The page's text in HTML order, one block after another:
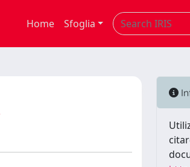
Home Sfoglia